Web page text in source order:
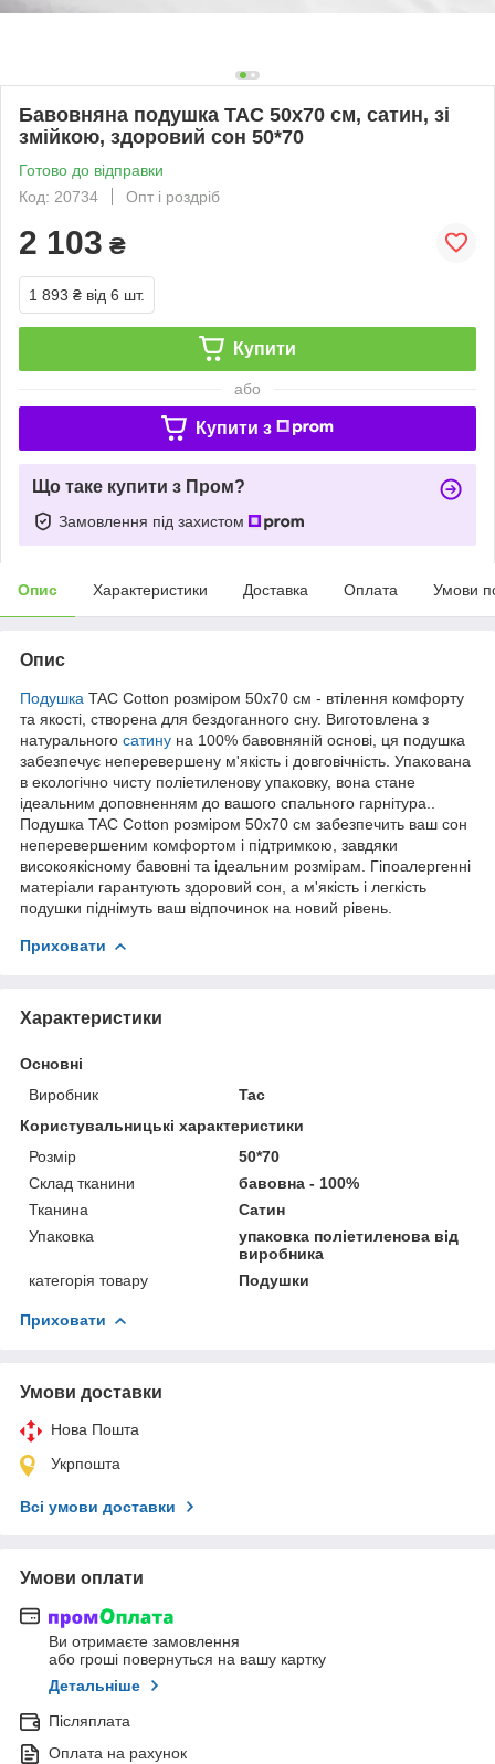
Бавовняна подушка TAC 50x70 см, сатин, зі
змійкою, здоровий сон 50*70
Готово до відправки
Код: 20734
Опт і роздріб
2 103 ₴
1 893 ₴ від 6 шт.
Купити
або
Купити з
Що таке купити з Пром?
Замовлення під захистом
Опис Характеристики Доставка Оплата Умови
Опис
Подушка TAC Cotton розміром 50x70 см - втілення комфорту
та якості, створена для бездоганного сну. Виготовлена з
натурального сатину на 100% бавовняній основі, ця подушка
забезпечує неперевершену м'якість і довговічність. Упакована
в екологічно чисту поліетиленову упаковку, вона стане
ідеальним доповненням до вашого спального гарнітура..
Подушка TAC Cotton розміром 50x70 см забезпечить ваш сон
неперевершеним комфортом і підтримкою, завдяки
високоякісному бавовні та ідеальним розмірам. Гіпоалергенні
матеріали гарантують здоровий сон, а м'якість і легкість
подушки піднімуть ваш відпочинок на новий рівень.
Приховати
Характеристики
Основні
Виробник
Tac
Користувальницькі характеристики
Розмір
50*70
Склад тканини
бавовна - 100%
Тканина
Сатин
Упаковка
упаковка поліетиленова від
виробника
категорія товару
Подушки
Приховати
Умови доставки
Нова Пошта
Укрпошта
Всі умови доставки
Умови оплати
Ви отримаєте замовлення
або гроші повернуться на вашу картку
Детальніше
Післяплата
Оплата на рахунок